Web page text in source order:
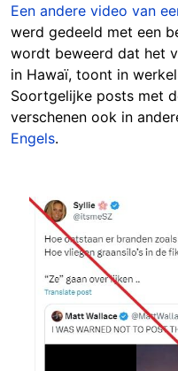
Een andere video van
werd gedeeld met een
wordt beweerd dat het
in Hawaï, toont in
Soortgelijke posts met
verschenen ook in
Engels.
Image